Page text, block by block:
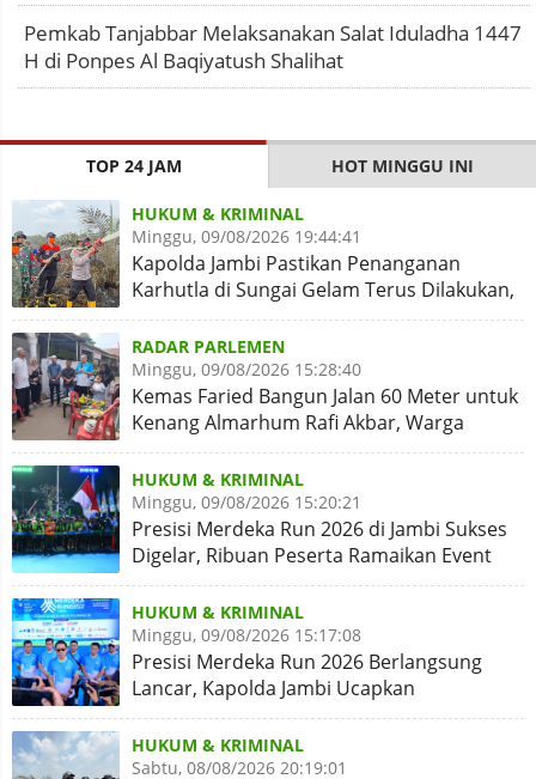
Pemkab Tanjabbar Melaksanakan Salat Iduladha 1447
H di Ponpes Al Baqiyatush Shalihat
TOP 24 JAM HOT MINGGU INI
HUKUM & KRIMINAL
Minggu, 09/08/2026 19:44:41
Kapolda Jambi Pastikan Penanganan
Karhutla di Sungai Gelam Terus Dilakukan,
Sinergi Diperkuat
RADAR PARLEMEN
Minggu, 09/08/2026 15:28:40
Kemas Faried Bangun Jalan 60 Meter untuk
Kenang Almarhum Rafi Akbar, Warga
Simpang Rimbo Syukuran
HUKUM & KRIMINAL
Minggu, 09/08/2026 15:20:21
Presisi Merdeka Run 2026 di Jambi Sukses
Digelar, Ribuan Peserta Ramaikan Event
Nasional
HUKUM & KRIMINAL
Minggu, 09/08/2026 15:17:08
Presisi Merdeka Run 2026 Berlangsung
Lancar, Kapolda Jambi Ucapkan
Terimakasih dan Apresiasi
HUKUM & KRIMINAL
Sabtu, 08/08/2026 20:19:01